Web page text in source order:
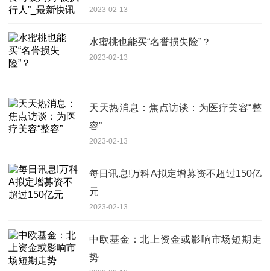
2023-02-13
水蜜桃也能买“名誉损失险”？
2023-02-13
天天热消息：焦点访谈：为医疗美容“整
容”
2023-02-13
每日讯息!万科A拟定增募资不超过150亿
元
2023-02-13
中欧基金：北上资金或影响市场短期走
势